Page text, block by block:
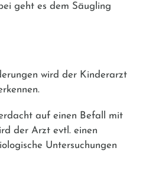
geht es dem Säugling
wird der Kinderarzt
auf einen Befall mit
der Arzt evtl. einen
Untersuchungen